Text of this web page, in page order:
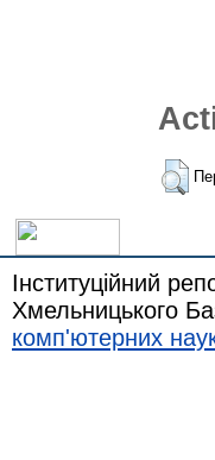
Інституційний
Хмельницького
комп'ютерних